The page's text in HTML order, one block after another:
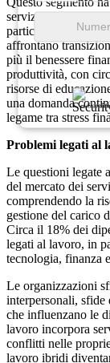
servizi dei
particolare tra i
affrontano
più il benessere
produttività, con
risorse di
una domanda
legame tra stress
Problemi legati al
Le questioni legate
del mercato dei
comprendendo la
gestione del carico
Circa il 18% dei
legati al lavoro, in
tecnologia, finanza
Le organizzazioni
interpersonali,
che influenzano le
lavoro incorpora
conflitti nelle
lavoro ibridi